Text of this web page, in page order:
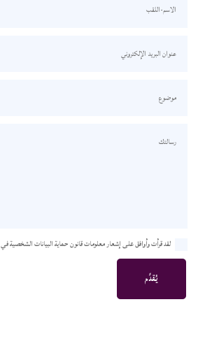
لقد قرأت وأوافق على إشعار معلومات قانون حماية البيانات الشخصية في
يُقدِّم